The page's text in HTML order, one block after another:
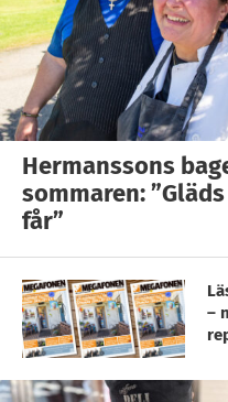
Hermanssons
sommaren:
får”
–